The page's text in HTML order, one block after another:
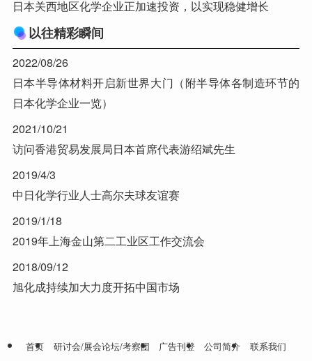
日本关西地区化学企业正加速投资，以实现稳健增长
以往精彩瞬间
2022/08/26
日本半导体材料开启新世界大门（附半导体各制造环节的
日本化学企业一览）
2021/10/21
访问香港贸易发展局日本首席代表游绍斌先生
2019/4/3
中日化学行业人士高尔夫球友谊赛
2019/1/18
2019年上海金山第二工业区工作交流会
2018/09/12
旭化成持续加大力度开拓中国市场
首页 研讨会/展会论坛/考察团 广告刊登 公司简介
联系我们